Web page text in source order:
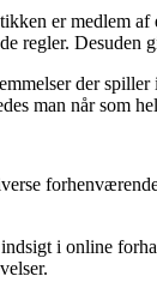
er medlem
regler.
der
man når som
i online